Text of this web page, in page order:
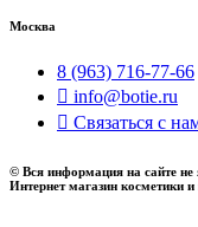
Москва
8 (963) 716-77-66
info@botie.ru
Связаться с
© Вся информация на сайте не
Интернет магазин косметики